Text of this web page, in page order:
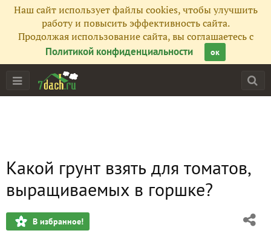
Наш сайт использует файлы cookies, чтобы улучшить
работу и повысить эффективность сайта.
Продолжая использование сайта, вы соглашаетесь с
Политикой конфиденциальности
ок
Какой грунт взять для томатов,
выращиваемых в горшке?
В избранное!